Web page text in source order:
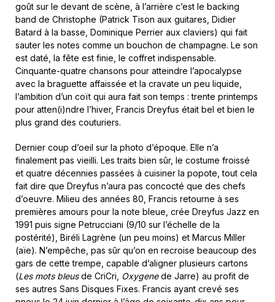
goût sur le devant de scène, à l’arrière c’est le backing
band de Christophe (Patrick Tison aux guitares, Didier
Batard à la basse, Dominique Perrier aux claviers) qui fait
sauter les notes comme un bouchon de champagne. Le son
est daté, la fête est finie, le coffret indispensable.
Cinquante-quatre chansons pour atteindre l’apocalypse
avec la braguette affaissée et la cravate un peu liquide,
l’ambition d’un coït qui aura fait son temps : trente printemps
pour atten(i)ndre l’hiver, Francis Dreyfus était bel et bien le
plus grand des couturiers.
Dernier coup d’oeil sur la photo d’époque. Elle n’a
finalement pas vieilli. Les traits bien sûr, le costume froissé
et quatre décennies passées à cuisiner la popote, tout cela
fait dire que Dreyfus n’aura pas concocté que des chefs
d’oeuvre. Milieu des années 80, Francis retourne à ses
premières amours pour la note bleue, crée Dreyfus Jazz en
1991 puis signe Petrucciani (9/10 sur l’échelle de la
postérité), Biréli Lagrène (un peu moins) et Marcus Miller
(aïe). N’empêche, pas sûr qu’on en recroise beaucoup des
gars de cette trempe, capable d’aligner plusieurs cartons
(Les mots bleusde CriCri, Oxygenede Jarre) au profit de
ses autres Sans Disques Fixes. Francis ayant crevé ses